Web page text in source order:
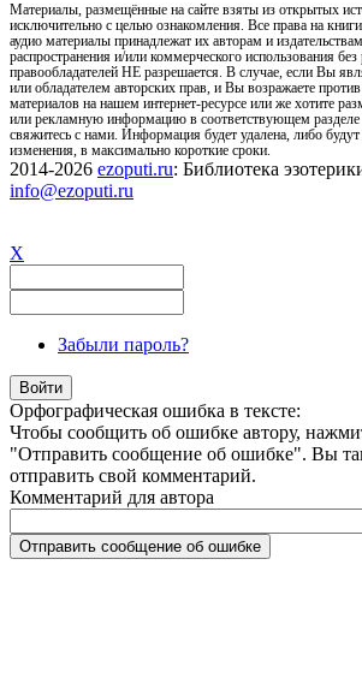
Материалы, размещённые на сайте взяты из открытых
исключительно с целью ознакомления. Все права на
аудио материалы принадлежат их авторам и
распространения и/или коммерческого использования
правообладателей НЕ разрешается. В случае, если Вы
или обладателем авторских прав, и Вы возражаете
материалов на нашем интернет-ресурсе или же хотите
или рекламную информацию в соответствующем разделе
свяжитесь с нами. Информация будет удалена, либо
изменения, в максимально короткие сроки.
2014-2026 ezoputi.ru: Библиотека
info@ezoputi.ru
X
Забыли пароль?
Орфографическая ошибка в тексте:
Чтобы сообщить об ошибке автору,
"Отправить сообщение об ошибке". Вы
отправить свой комментарий.
Комментарий для автора